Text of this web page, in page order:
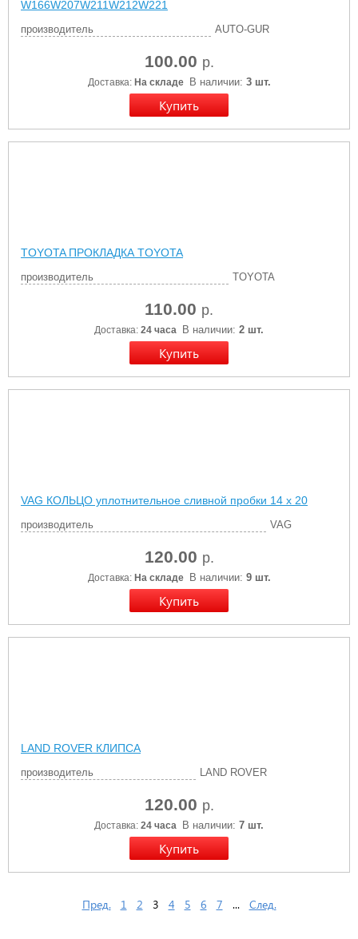
W166W207W211W212W221
производитель AUTO-GUR
100.00 р.
Доставка: На складе В наличии: 3 шт.
TOYOTA ПРОКЛАДКА TOYOTA
производитель TOYOTA
110.00 р.
Доставка: 24 часа В наличии: 2 шт.
VAG КОЛЬЦО уплотнительное сливной пробки 14 x 20
производитель VAG
120.00 р.
Доставка: На складе В наличии: 9 шт.
LAND ROVER КЛИПСА
производитель LAND ROVER
120.00 р.
Доставка: 24 часа В наличии: 7 шт.
Пред. 1 2 3 4 5 6 7 ... След.